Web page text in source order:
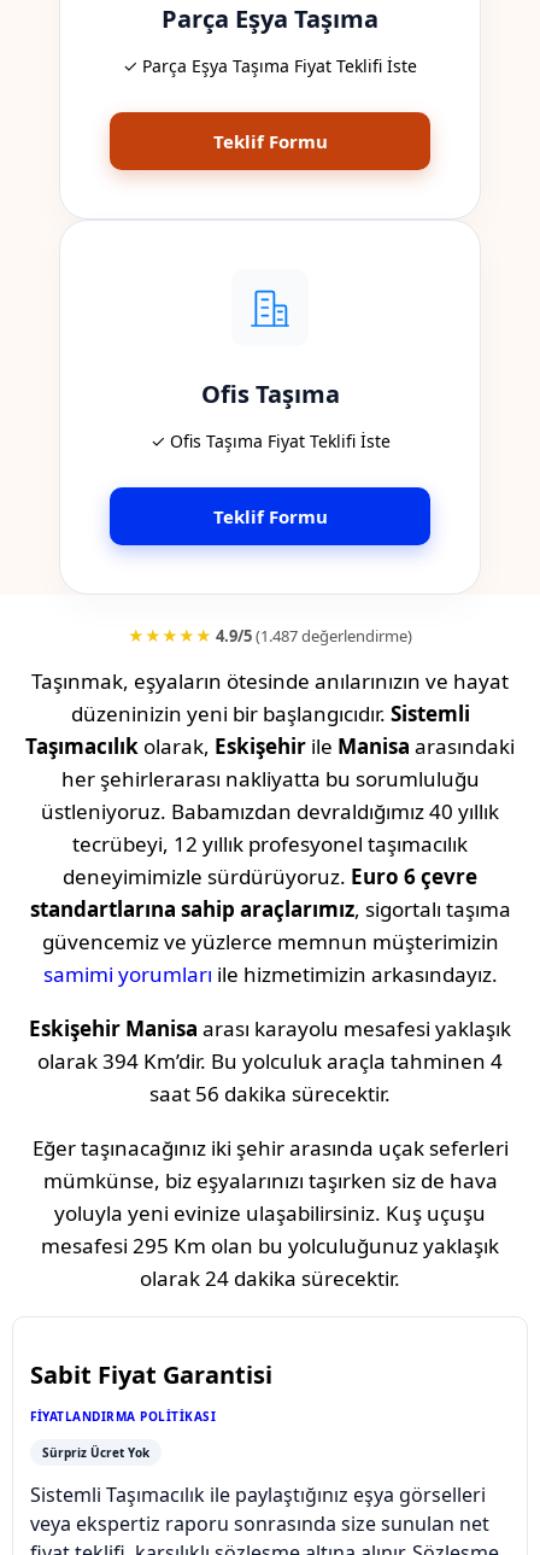
Parça Eşya Taşıma
✓ Parça Eşya Taşıma Fiyat Teklifi İste
Teklif Formu
Ofis Taşıma
✓ Ofis Taşıma Fiyat Teklifi İste
Teklif Formu
★★★★★ 4.9/5(1.487 değerlendirme)
Taşınmak, eşyaların ötesinde anılarınızın ve hayat
düzeninizin yeni bir başlangıcıdır. Sistemli
Taşımacılık olarak, Eskişehir ile Manisa arasındaki
her şehirlerarası nakliyatta bu sorumluluğu
üstleniyoruz. Babamızdan devraldığımız 40 yıllık
tecrübeyi, 12 yıllık profesyonel taşımacılık
deneyimimizle sürdürüyoruz. Euro 6 çevre
standartlarına sahip araçlarımız, sigortalı taşıma
güvencemiz ve yüzlerce memnun müşterimizin
samimi yorumları ile hizmetimizin arkasındayız.
Eskişehir Manisa arası karayolu mesafesi yaklaşık
olarak394 Km’dir. Bu yolculuk araçla tahminen 4
saat 56 dakika sürecektir.
Eğer taşınacağınız iki şehir arasında uçak seferleri
mümkünse, biz eşyalarınızı taşırken siz de hava
yoluyla yeni evinize ulaşabilirsiniz. Kuş uçuşu
mesafesi 295 Km olan bu yolculuğunuz yaklaşık
olarak24 dakika sürecektir.
Sabit Fiyat Garantisi
FIYATLANDIRMA POLITIKASI
Sürpriz Ücret Yok
Sistemli Taşımacılık ile paylaştığınız eşya görselleri
veya ekspertiz raporu sonrasında size sunulan net